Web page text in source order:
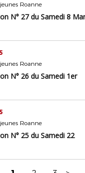
Roanne
N° 27 du Samedi 8
Roanne
N° 26 du Samedi 1er
Roanne
N° 25 du Samedi 22